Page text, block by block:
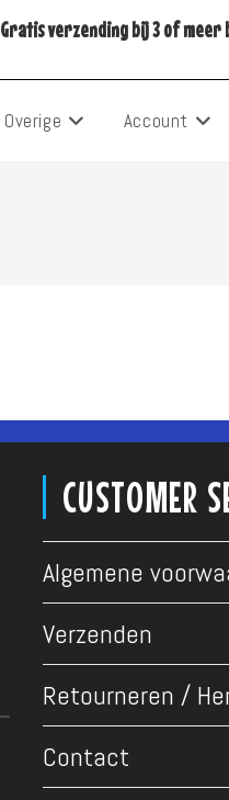
Gratis verzending bij 3 of meer
Overige Account
CUSTOMER
Algemene
Verzenden
Retourneren /
Contact